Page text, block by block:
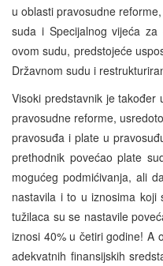
u oblasti pravosudne
suda i Specijalnog vijeća
ovom sudu, predstojeće
Državnom sudu i
Visoki predstavnik je
pravosudne reforme,
pravosuđa i plate u
prethodnik povećao plate
mogućeg podmićivanja, ali
nastavila i to u iznosima
tužilaca su se nastavile
iznosi 40% u četiri godine! A
adekvatnih finansijskih